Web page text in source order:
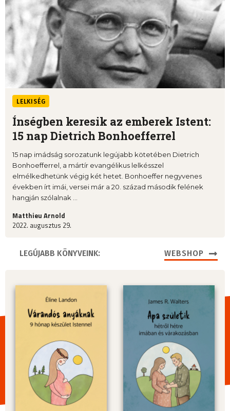
LELKISÉG
Ínségben keresik az emberek Istent:
15 nap Dietrich Bonhoefferrel
15 nap imádság sorozatunk legújabb kötetében Dietrich
Bonhoefferrel, a mártír evangélikus lelkésszel
elmélkedhetünk végig két hetet. Bonhoeffer negyvenes
években írt imái, versei már a 20. század második felének
hangján szólalnak ...
Matthieu Arnold
2022. augusztus 29.
LEGÚJABB KÖNYVEINK: WEBSHOP